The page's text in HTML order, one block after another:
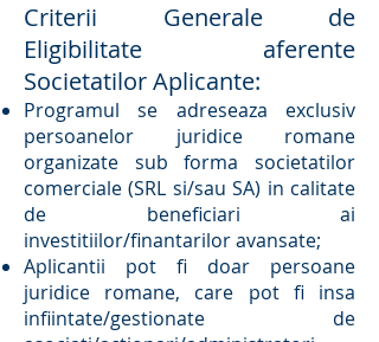
Criterii Generale de
Eligibilitate aferente
Societatilor Aplicante:
Programul se adreseaza exclusiv
persoanelor juridice romane
organizate sub forma societatilor
comerciale (SRL si/sau SA) in calitate
de beneficiari ai
investitiilor/finantarilor avansate;
Aplicantii pot fi doar persoane
juridice romane, care pot fi insa
infiintate/gestionate de